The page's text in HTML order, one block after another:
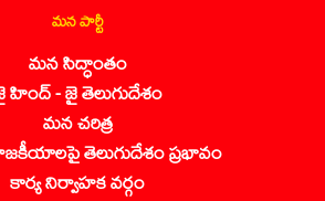
మన పార్టీ
మన సిద్ధాంతం
హింద్ - జై తెలుగుదేశం
మన చరిత్ర
తెలుగుదేశం ప్రభావం
కార్య నిర్వాహక వర్గం